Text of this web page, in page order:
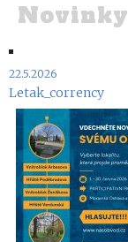
Novinky
22.5.2026
Letak_corrency